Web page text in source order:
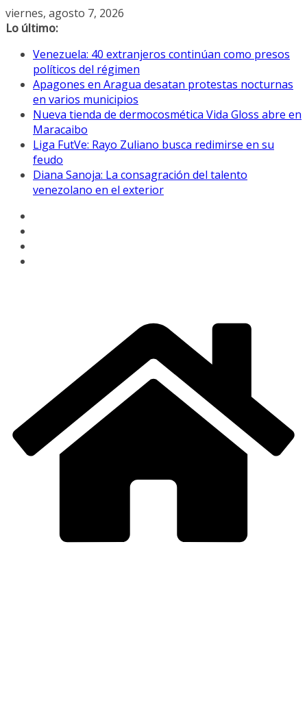
Saltar
al
viernes, agosto 7, 2026
Lo último:
Venezuela: 40 extranjeros continúan como presos
políticos del régimen
Apagones en Aragua desatan protestas nocturnas
en varios municipios
Nueva tienda de dermocosmética Vida Gloss abre en
Maracaibo
Liga FutVe: Rayo Zuliano busca redimirse en su
feudo
Diana Sanoja: La consagración del talento
venezolano en el exterior